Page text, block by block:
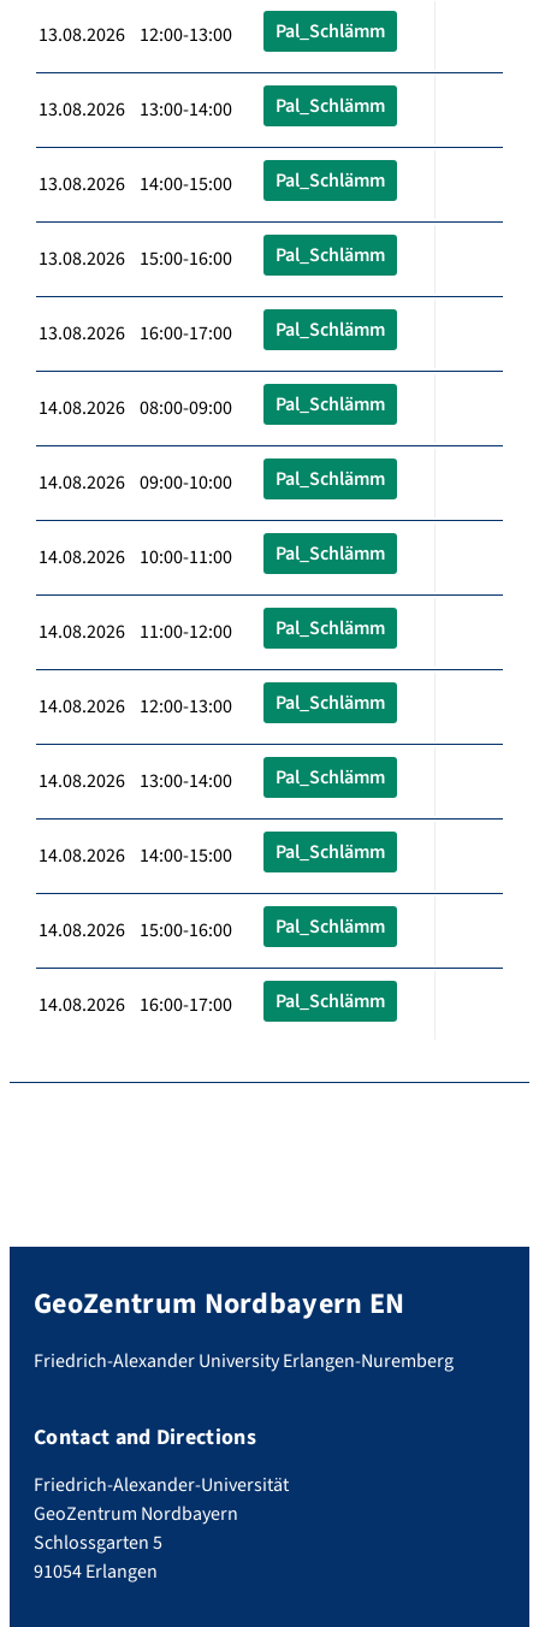
13.08.2026 12:00-13:00 Pal_Schlämm
13.08.2026 13:00-14:00 Pal_Schlämm
13.08.2026 14:00-15:00 Pal_Schlämm
13.08.2026 15:00-16:00 Pal_Schlämm
13.08.2026 16:00-17:00 Pal_Schlämm
14.08.2026 08:00-09:00 Pal_Schlämm
14.08.2026 09:00-10:00 Pal_Schlämm
14.08.2026 10:00-11:00 Pal_Schlämm
14.08.2026 11:00-12:00 Pal_Schlämm
14.08.2026 12:00-13:00 Pal_Schlämm
14.08.2026 13:00-14:00 Pal_Schlämm
14.08.2026 14:00-15:00 Pal_Schlämm
14.08.2026 15:00-16:00 Pal_Schlämm
14.08.2026 16:00-17:00 Pal_Schlämm
GeoZentrum Nordbayern EN
Friedrich-Alexander University Erlangen-Nuremberg
Contact and Directions
Friedrich-Alexander-Universität
GeoZentrum Nordbayern
Schlossgarten 5
91054 Erlangen